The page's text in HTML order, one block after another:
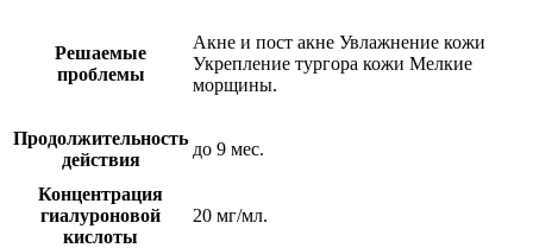
Решаемые
проблемы
Акне и пост акне Увлажнение кожи
Укрепление тургора кожи Мелкие
морщины.
Продолжительность
действия
до 9 мес.
Концентрация
гиалуроновой
кислоты
20 мг/мл.